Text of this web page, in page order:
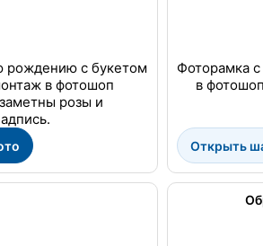
рождению с букетом
в фотошоп
розы и
Фоторамка
в
Открыть